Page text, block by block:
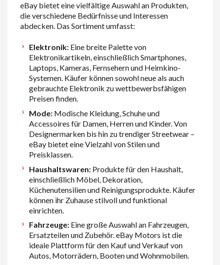
eBay bietet eine vielfältige Auswahl an Produkten,
die verschiedene Bedürfnisse und Interessen
abdecken. Das Sortiment umfasst:
Elektronik:Eine breite Palette von
Elektronikartikeln, einschließlich Smartphones,
Laptops, Kameras, Fernsehern und Heimkino-
Systemen. Käufer können sowohl neue als auch
gebrauchte Elektronik zu wettbewerbsfähigen
Preisen finden.
Mode:Modische Kleidung, Schuhe und
Accessoires für Damen, Herren und Kinder. Von
Designermarken bis hin zu trendiger Streetwear –
eBay bietet eine Vielzahl von Stilen und
Preisklassen.
Haushaltswaren:Produkte für den Haushalt,
einschließlich Möbel, Dekoration,
Küchenutensilien und Reinigungsprodukte. Käufer
können ihr Zuhause stilvoll und funktional
einrichten.
Fahrzeuge:Eine große Auswahl an Fahrzeugen,
Ersatzteilen und Zubehör. eBay Motors ist die
ideale Plattform für den Kauf und Verkauf von
Autos, Motorrädern, Booten und Wohnmobilen.